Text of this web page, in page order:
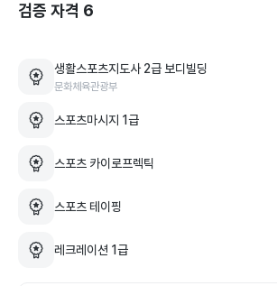
검증 자격 6
생활스포츠지도사 2급 보디빌딩
문화체육관광부
스포츠마시지 1급
스포츠 카이로프렉틱
스포츠 테이핑
레크레이션 1급